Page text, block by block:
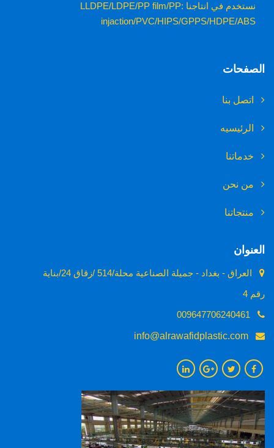
نستخدم في انتاجنا :LLDPE/LDPE/PP film/PP
injaction/PVC/HIPS/GPPS/HDPE/ABS
الصفحات
اتصل بنا
الرئيسيه
خدماتنا
من نحن
منتجاتنا
العنوان
العراق - بغداد - جميلة الصناعية محلة/514 /زقاق 24/بناية
رقم 4
info@alrawafidplastic.com